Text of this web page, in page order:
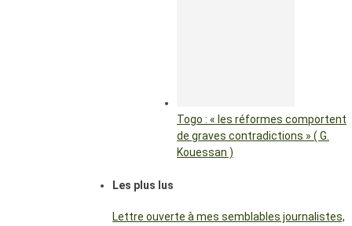
Togo : « les réformes comportent
de graves contradictions » ( G.
Kouessan )
Les plus lus
Lettre ouverte à mes semblables journalistes,